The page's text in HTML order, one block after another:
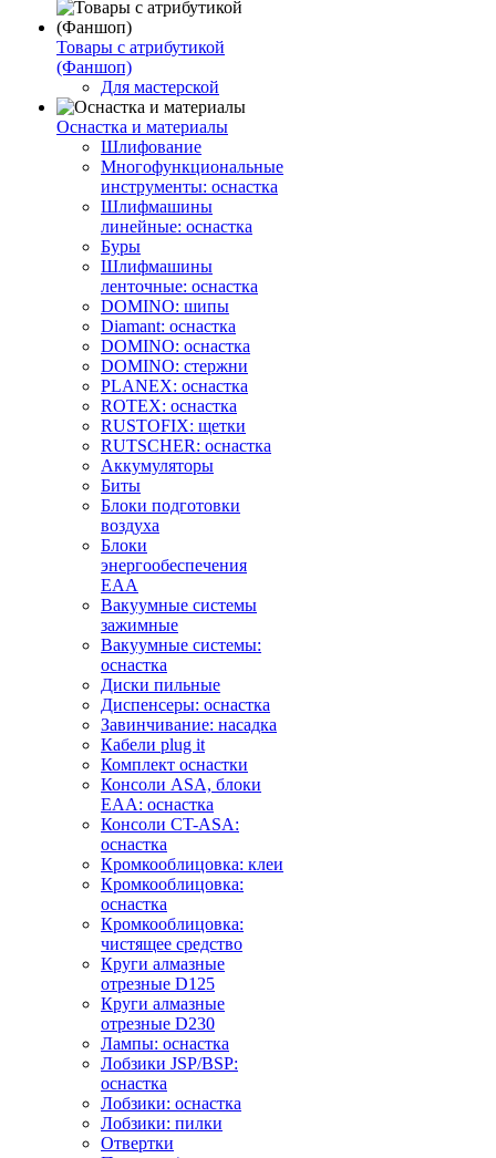
Товары с атрибутикой
(Фаншоп)
Для мастерской
Оснастка и материалы
Шлифование
Многофункциональные
инструменты: оснастка
Шлифмашины
линейные: оснастка
Буры
Шлифмашины
ленточные: оснастка
DOMINO: шипы
Diamant: оснастка
DOMINO: оснастка
DOMINO: стержни
PLANEX: оснастка
ROTEX: оснастка
RUSTOFIX: щетки
RUTSCHER: оснастка
Аккумуляторы
Биты
Блоки подготовки
воздуха
Блоки
энергообеспечения
EAA
Вакуумные системы
зажимные
Вакуумные системы:
оснастка
Диски пильные
Диспенсеры: оснастка
Завинчивание: насадка
Кабели plug it
Комплект оснастки
Консоли ASA, блоки
EAA: оснастка
Консоли CT-ASA:
оснастка
Кромкооблицовка: клеи
Кромкооблицовка:
оснастка
Кромкооблицовка:
чистящее средство
Круги алмазные
отрезные D125
Круги алмазные
отрезные D230
Лампы: оснастка
Лобзики JSP/BSP:
оснастка
Лобзики: оснастка
Лобзики: пилки
Отвертки